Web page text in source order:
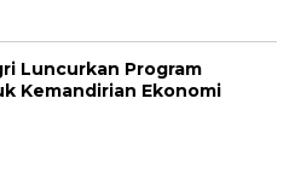
Luncurkan Program
Kemandirian Ekonomi